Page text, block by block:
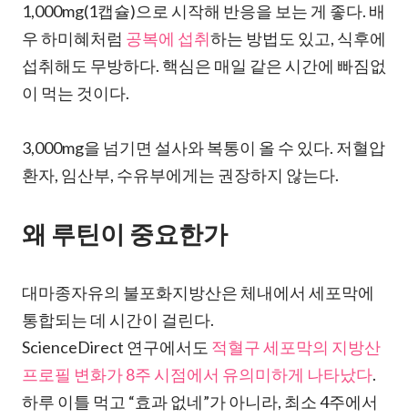
1,000mg(1캡슐)으로 시작해 반응을 보는 게 좋다. 배
우 하미혜처럼 공복에 섭취하는 방법도 있고, 식후에
섭취해도 무방하다. 핵심은 매일 같은 시간에 빠짐없
이 먹는 것이다.
3,000mg을 넘기면 설사와 복통이 올 수 있다. 저혈압
환자, 임산부, 수유부에게는 권장하지 않는다.
왜 루틴이 중요한가
대마종자유의 불포화지방산은 체내에서 세포막에
통합되는 데 시간이 걸린다.
ScienceDirect 연구에서도 적혈구 세포막의 지방산
프로필 변화가 8주 시점에서 유의미하게 나타났다.
하루 이틀 먹고 “효과 없네”가 아니라, 최소 4주에서